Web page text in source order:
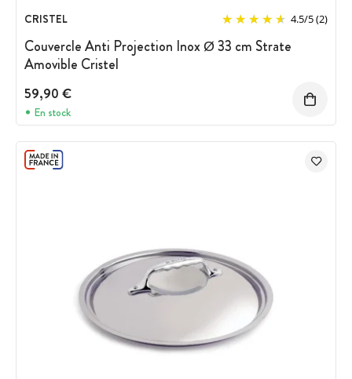
CRISTEL 4.5/5(2)
Couvercle Anti Projection Inox Ø 33 cm Strate
Amovible Cristel
59,90 €
En stock